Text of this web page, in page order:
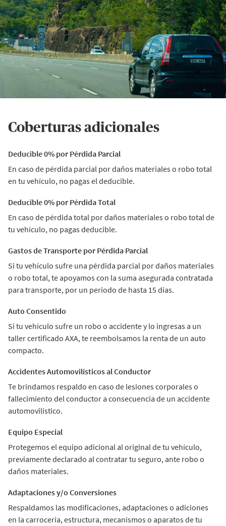
Coberturas adicionales
Deducible 0% por Pérdida Parcial
En caso de pérdida parcial por daños materiales o robo total
en tu vehículo, no pagas el deducible.
Deducible 0% por Pérdida Total
En caso de pérdida total por daños materiales o robo total de
tu vehículo, no pagas deducible.
Gastos de Transporte por Pérdida Parcial
Si tu vehículo sufre una pérdida parcial por daños materiales
o robo total, te apoyamos con la suma asegurada contratada
para transporte, por un periodo de hasta 15 días.
Auto Consentido
Si tu vehículo sufre un robo o accidente y lo ingresas a un
taller certificado AXA, te reembolsamos la renta de un auto
compacto.
Accidentes Automovilísticos al Conductor
Te brindamos respaldo en caso de lesiones corporales o
fallecimiento del conductor a consecuencia de un accidente
automovilístico.
Equipo Especial
Protegemos el equipo adicional al original de tu vehículo,
previamente declarado al contratar tu seguro, ante robo o
daños materiales.
Adaptaciones y/o Conversiones
Respaldamos las modificaciones, adaptaciones o adiciones
en la carrocería, estructura, mecanismos o aparatos de tu